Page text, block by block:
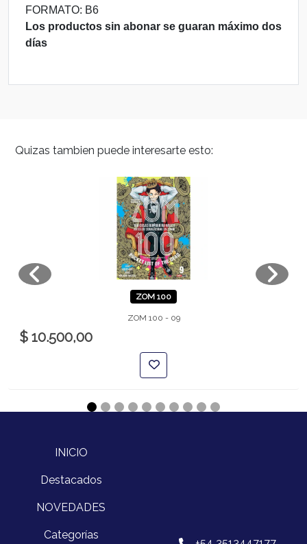
FORMATO: B6
Los productos sin abonar se guaran máximo dos
días
Quizas tambien puede interesarte esto:
ZOM 100
ZOM 100 - 09
$ 10.500,00
INICIO
Destacados
NOVEDADES
Categorías